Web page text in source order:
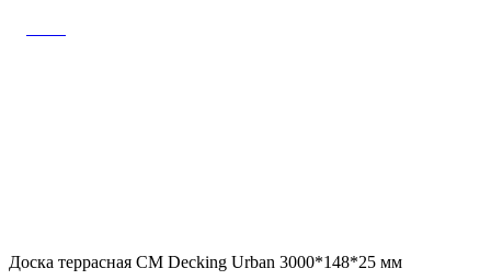
Доска террасная CM Decking Urban 3000*148*25 мм